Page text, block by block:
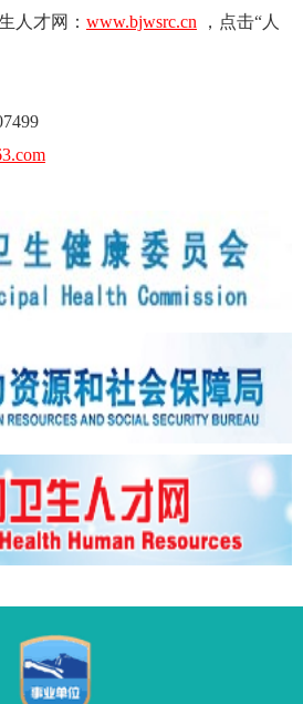
人才网： www.bjwsrc.cn ，点击“人